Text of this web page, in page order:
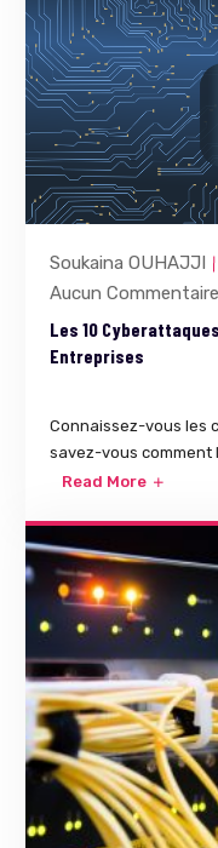
Soukaina OUHAJJI
Aucun Commentaire
Les 10
Entreprises
Connaissez-vous les
savez-vous comment
Read More